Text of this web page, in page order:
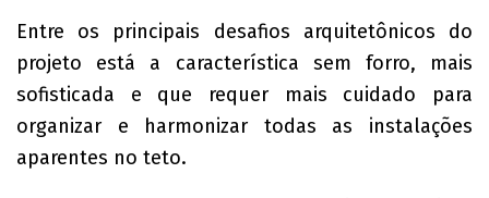
Entre os principais desafios arquitetônicos do
projeto está a característica sem forro, mais
sofisticada e que requer mais cuidado para
organizar e harmonizar todas as instalações
aparentes no teto.